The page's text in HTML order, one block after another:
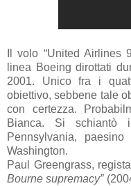
Il volo “United Airlines
linea Boeing dirottati
2001. Unico fra i
obiettivo, sebbene tale
con certezza.
Bianca. Si schiantò
Pennsylvania, paesino
Washington.
Paul Greengrass,
Bourne supremacy”